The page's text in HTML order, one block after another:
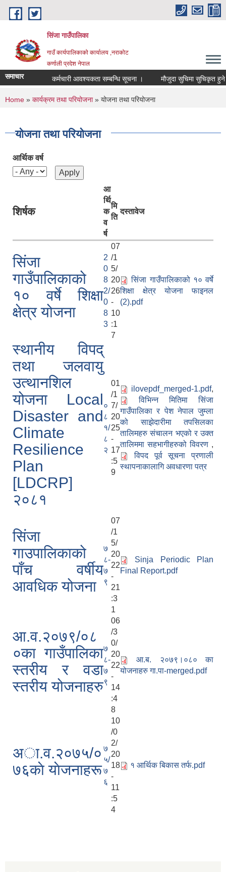
Skip to main content
सिंजा गाउँपालिका
गाउँ कार्यपालिकाको कार्यालय ,नराकोट
कर्णाली प्रदेश नेपाल
समाचार कर्मचारी आवश्यकता सम्बन्धि सूचना । मौजुदा सुचिमा सुचिकृत हुने
You are here
Home » कार्यक्रम तथा परियोजना» योजना तथा परियोजना
योजना तथा परियोजना
आर्थिक वर्ष
शिर्षक
आ
र्थि
क
व
र्ष
मि
ति
दस्तावेज
सिंजा
गाउँपालिकाको
१० वर्षे शिक्षा
क्षेत्र योजना
2
0
8
2/
0
8
3
07
/1
5/
20
26
-
10
:1
7
सिंजा गाउँपालिकाको १० वर्षे
शिक्षा क्षेत्र योजना फाइनल
(2).pdf
स्थानीय विपद्
तथा जलवायु
उत्थानशिल
योजना Local
Disaster and
Climate
Resilience
Plan
[LDCRP]
२०८१
०
८
१/
८
२
01
/1
7/
20
25
-
17
:5
9
ilovepdf_merged-1.pdf,
विभिन्न मितिमा सिंजा
गाउँपालिका र पेश नेपाल जुम्ला
को साझेदारीमा तपसिलका
तालिमहरु संचालन भएको र उक्त
तालिममा सहभागीहरुको विवरण ,
विपद पूर्व सूचना प्रणाली
स्थापनाकालागि अवधारणा पत्र
सिंजा
गाउपालिकाको
पाँच वर्षीय
आवधिक योजना
७
८-
७
९
07
/1
5/
20
22
-
21
:3
1
Sinja Periodic Plan
Final Report.pdf
आ.व.२०७९/०८
०का गाउँपालिका
स्तरीय र वडा
स्तरीय योजनाहरु
७
८-
७
९
06
/3
0/
20
22
-
14
:4
8
आ.ब. २०७९।०८० का
योजनाहरु गा.पा-merged.pdf
अा‍‍.व.२०७५/०
७६काे याेजनाहरू
७
५/
७
६
10
/0
2/
20
18
-
11
:5
4
१ आर्थिक बिकास तर्फ.pdf